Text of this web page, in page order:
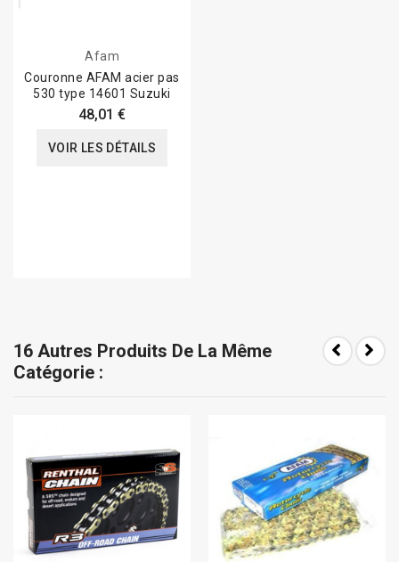
Afam
Couronne AFAM acier pas
530 type 14601 Suzuki
48,01 €
VOIR LES DÉTAILS
16 Autres Produits De La Même
Catégorie :